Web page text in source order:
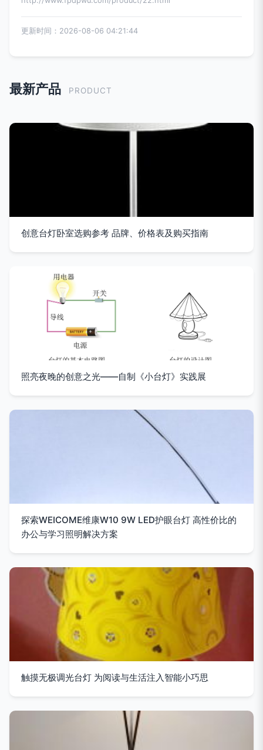
更新时间：2026-08-06 04:21:44
最新产品 PRODUCT
创意台灯卧室选购参考 品牌、价格表及购买指南
照亮夜晚的创意之光——自制《小台灯》实践展
探索WEICOME维康W10 9W LED护眼台灯 高性价比的
办公与学习照明解决方案
触摸无极调光台灯 为阅读与生活注入智能小巧思